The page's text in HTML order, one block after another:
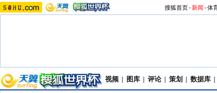
搜狐首页-新闻 -体
视频 | 图库 | 评论 | 策划 | 数据库 |